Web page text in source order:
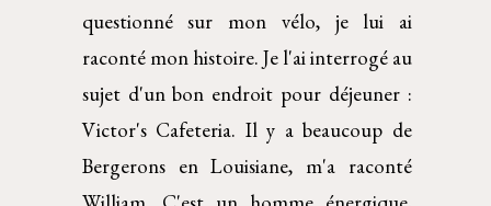
questionné sur mon vélo, je lui ai
raconté mon histoire. Je l'ai interrogé au
sujet d'un bon endroit pour déjeuner :
Victor's Cafeteria. Il y a beaucoup de
Bergerons en Louisiane, m'a raconté